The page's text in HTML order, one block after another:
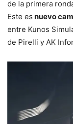
de la primera
Este es nuevo
entre Kunos
de Pirelli y AK